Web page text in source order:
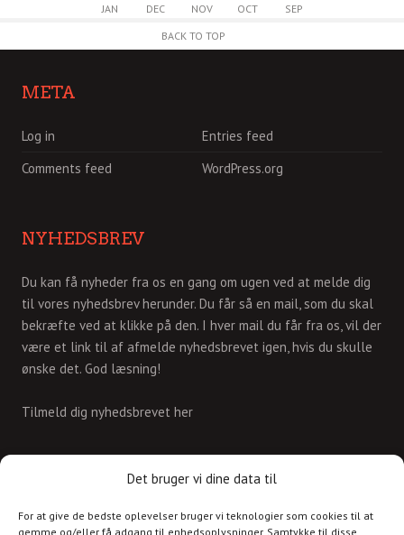
Det bruger vi dine data til
For at give de bedste oplevelser bruger vi teknologier som cookies til at
gemme og/eller få adgang til enhedsoplysninger. Samtykke til disse
JAN DEC NOV OCT
SEP
BACK TO TOP
META
Log in
Entries feed
Comments feed
WordPress.org
NYHEDSBREV
Du kan få nyheder fra os en gang om ugen ved at melde dig
til vores nyhedsbrev herunder. Du får så en mail, som du skal
bekræfte ved at klikke på den. I hver mail du får fra os, vil der
være et link til af afmelde nyhedsbrevet igen, hvis du skulle
ønske det. God læsning!
Tilmeld dig nyhedsbrevet her
Skriv til os på